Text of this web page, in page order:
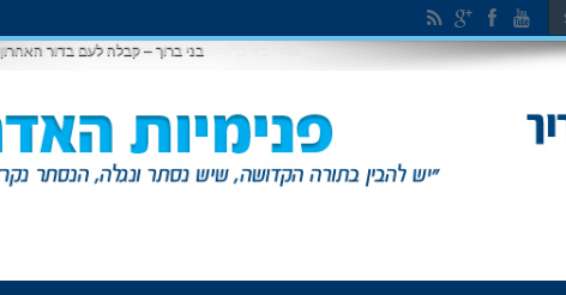
בני ברוך – קבלה לעם בדור האחרון